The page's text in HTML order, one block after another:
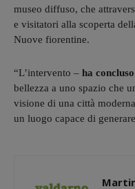
museo diffuso, che
e visitatori alla scoperta
Nuove fiorentine.
“L’intervento – ha
bellezza a uno spazio che
visione di una città
un luogo capace di